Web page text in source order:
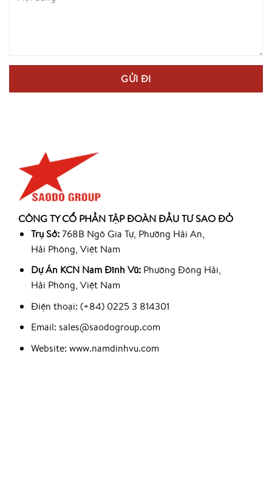
CÔNG TY CỔ PHẦN TẬP ĐOÀN ĐẦU TƯ SAO ĐỎ
Trụ Sở:768B Ngô Gia Tự, Phường Hải An,
Hải Phòng, Việt Nam
Dự Án KCN Nam Đình Vũ:Phường Đông Hải,
Hải Phòng, Việt Nam
Điện thoại: (+84) 0225 3 814301
Email: sales@saodogroup.com
Website: www.namdinhvu.com